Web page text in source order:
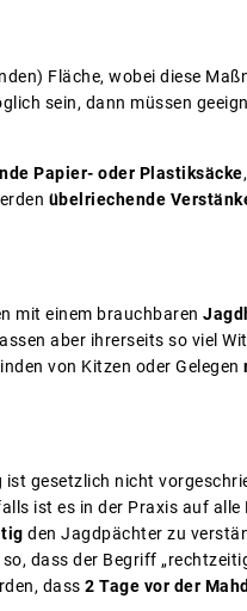
Fläche, wobei diese
sein, dann müssen
Papier- oder Plastiksäcke
übelriechende
mit einem brauchbaren
aber ihrerseits so viel
von Kitzen oder Gelegen
gesetzlich nicht
ist es in der Praxis auf alle
den Jagdpächter zu
dass der Begriff
dass 2 Tage vor der Mahd